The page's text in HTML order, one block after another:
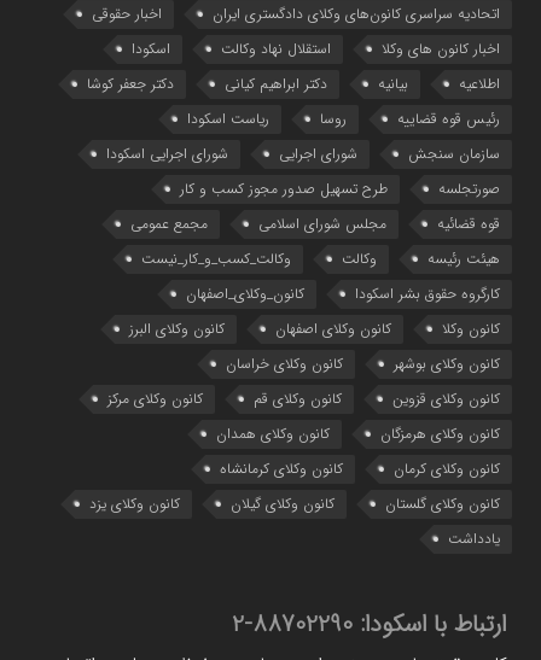
اتحادیه سراسری کانون‌های وکلای دادگستری ایران
اخبار حقوقی
اخبار کانون های وکلا
استقلال نهاد وکالت
اسکودا
اطلاعیه
بیانیه دکتر ابراهیم کیانی
دکتر جعفر کوشا
رئیس قوه قضاییه
روسا
ریاست اسکودا
سازمان سنجش
شورای اجرایی
شورای اجرایی اسکودا
صورتجلسه
طرح تسهیل صدور مجوز کسب و کار
قوه قضائیه
مجلس شورای اسلامی
مجمع عمومی
هیئت رئیسه
وکالت
وکالت_کسب_و_کار_نیست
کارگروه حقوق بشر اسکودا
کانون_وکلای_اصفهان
کانون وکلا
کانون وکلای اصفهان
کانون وکلای البرز
کانون وکلای بوشهر
کانون وکلای خراسان
کانون وکلای قزوین
کانون وکلای قم
کانون وکلای مرکز
کانون وکلای هرمزگان
کانون وکلای همدان
کانون وکلای کرمان
کانون وکلای کرمانشاه
کانون وکلای گلستان
کانون وکلای گیلان
کانون وکلای یزد
یادداشت
ارتباط با اسکودا: 88702290-2